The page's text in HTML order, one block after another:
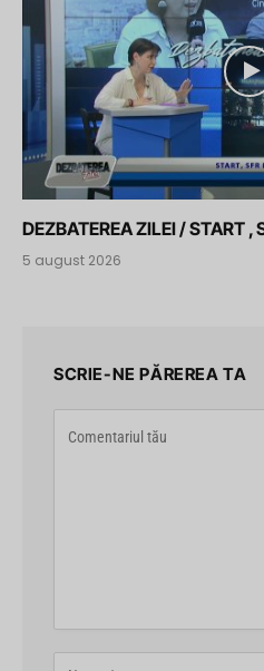
DEZBATEREA ZILEI / START ,
5 august 2026
SCRIE-NE PĂREREA TA